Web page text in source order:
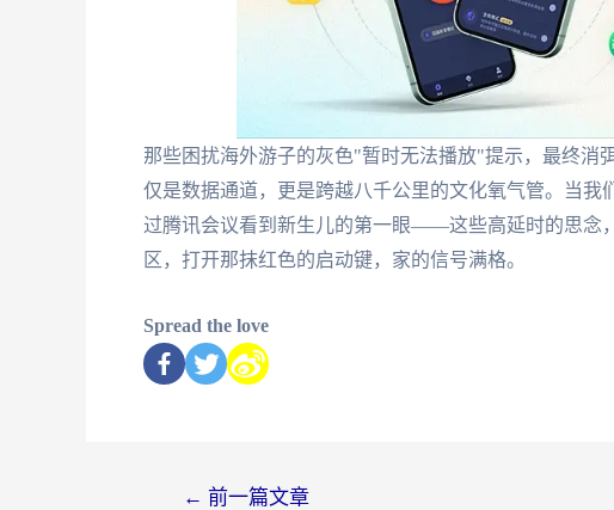
那些困扰海外游子的灰色"暂时无法播放"提示，最终消
仅是数据通道，更是跨越八千公里的文化氧气管。当
过腾讯会议看到新生儿的第一眼——这些高延时的思念
区，打开那抹红色的启动键，家的信号满格。
Spread the love
← 前一篇文章